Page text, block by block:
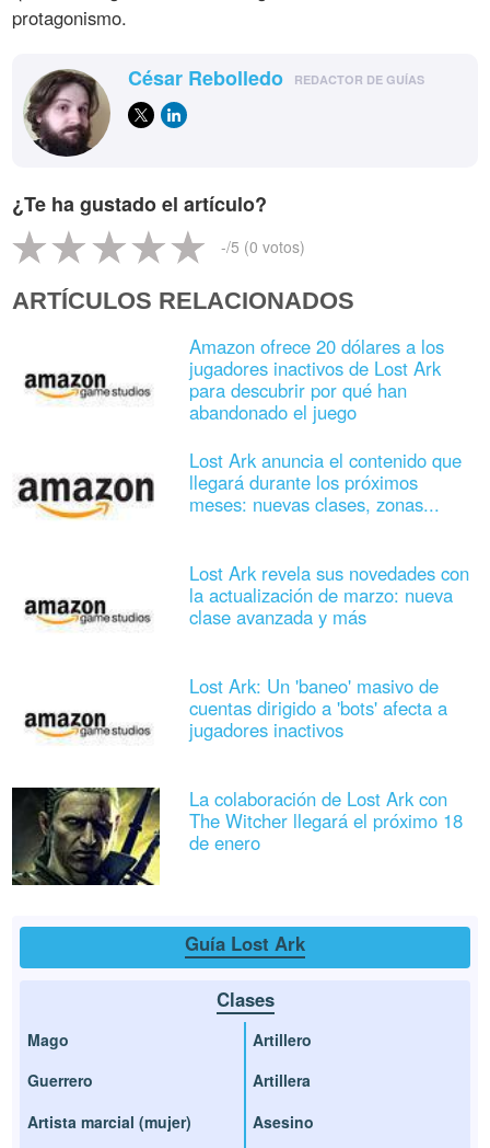
protagonismo.
César Rebolledo REDACTOR DE GUÍAS
¿Te ha gustado el artículo?
-/5 (0 votos)
ARTÍCULOS RELACIONADOS
Amazon ofrece 20 dólares a los
jugadores inactivos de Lost Ark
para descubrir por qué han
abandonado el juego
Lost Ark anuncia el contenido que
llegará durante los próximos
meses: nuevas clases, zonas...
Lost Ark revela sus novedades con
la actualización de marzo: nueva
clase avanzada y más
Lost Ark: Un 'baneo' masivo de
cuentas dirigido a 'bots' afecta a
jugadores inactivos
La colaboración de Lost Ark con
The Witcher llegará el próximo 18
de enero
Guía Lost Ark
Clases
Mago
Guerrero
Artista marcial (mujer)
Artillero
Artillera
Asesino